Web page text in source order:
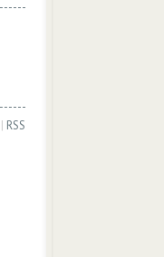
| RSS